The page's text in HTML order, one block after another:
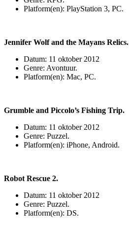
Platform(en): PlayStation 3, PC.
Jennifer Wolf and the Mayans Relics.
Datum: 11 oktober 2012
Genre: Avontuur.
Platform(en): Mac, PC.
Grumble and Piccolo’s Fishing Trip.
Datum: 11 oktober 2012
Genre: Puzzel.
Platform(en): iPhone, Android.
Robot Rescue 2.
Datum: 11 oktober 2012
Genre: Puzzel.
Platform(en): DS.